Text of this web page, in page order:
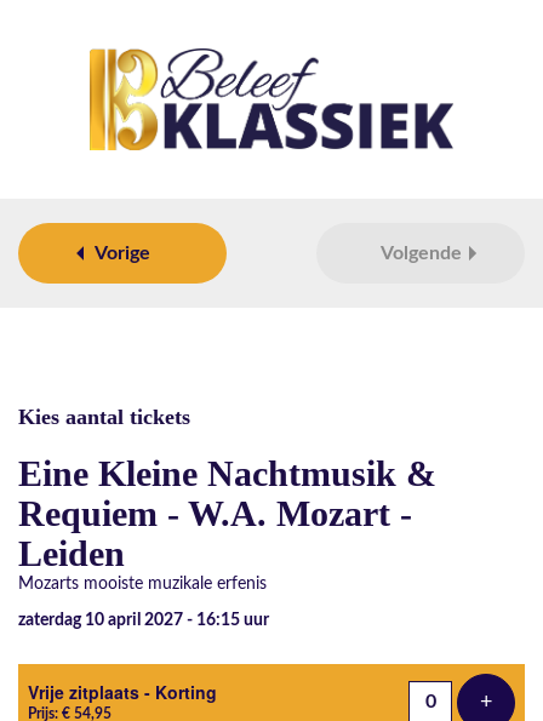
Vorige Volgende
Kies aantal tickets
Eine Kleine Nachtmusik &
Requiem - W.A. Mozart -
Leiden
Mozarts mooiste muzikale erfenis
zaterdag 10 april 2027 - 16:15 uur
Aantal tickets
Vrije zitplaats - Korting
Prijs: € 54,95 +Voeg